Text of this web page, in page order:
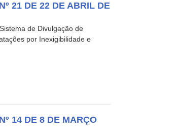
21 DE 22 DE ABRIL DE
de Divulgação de
por Inexigibilidade e
14 DE 8 DE MARÇO